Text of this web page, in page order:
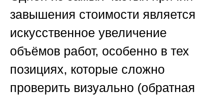
завышения стоимости является
искусственное увеличение
объёмов работ, особенно в тех
позициях, которые сложно
проверить визуально (обратная